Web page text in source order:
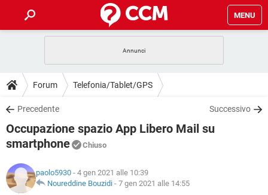
MENU
INTRATTENIMENTO ANDROID
iOS
INSTAGRAM WHATSAPP
TIKTOK
HARDWARE
GUIDE
COVID-19 GAMING
iOS
TIKTOK FACEBOOK
DOWNLOAD
COVID-19 GAMING
INTRATTENIMENTO
iOS WINDOWS 10
INSTAGRAM
FORUM
INTRATTENIMENTO ANDROID
GLOSSARIO
COVID-19
Forum Telefonia/Tablet/GPS
Precedente Successivo
Occupazione spazio App Libero Mail su
smartphone
Chiuso
paolo5930 - 4 gen 2021 alle 10:39
Noureddine Bouzidi - 7 gen 2021 alle 14:55